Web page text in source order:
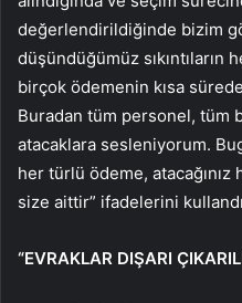
değerlendirildiğinde bizim
düşündüğümüz sıkıntıların
birçok ödemenin kısa
Buradan tüm personel, tüm
atacaklara sesleniyorum.
her türlü ödeme,
size aittir” ifadelerini
“EVRAKLAR DIŞARI